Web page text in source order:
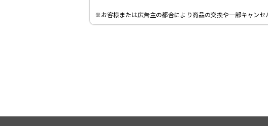
※お客様または広告主の都合により商品の交換や一部キャンセ